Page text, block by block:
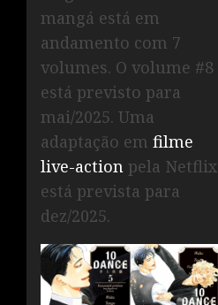
mangá está em
andamento com 7
volumes. O volume #8
está previsto para
mai/2025. Uma
adaptação em filme
live-action pela Netflix
está prevista para
dez/2025.